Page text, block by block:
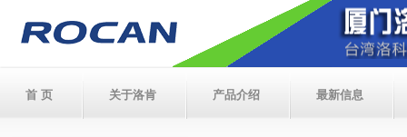
首 页 关于洛肯 产品介绍 最新信息